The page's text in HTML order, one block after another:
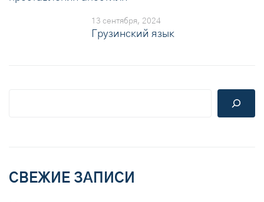
13 сентября, 2024
Грузинский язык
СВЕЖИЕ ЗАПИСИ